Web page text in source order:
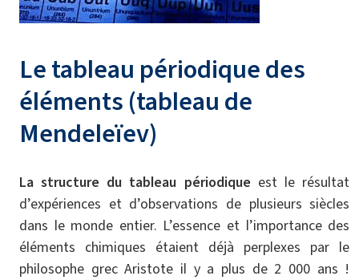
Le tableau périodique des
éléments (tableau de
Mendeleïev)
La structure du tableau périodique est le résultat
d’expériences et d’observations de plusieurs siècles
dans le monde entier. L’essence et l’importance des
éléments chimiques étaient déjà perplexes par le
philosophe grec Aristote il y a plus de 2 000 ans !